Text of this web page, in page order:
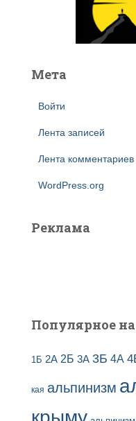
Мета
Войти
Лента записей
Лента комментариев
WordPress.org
Реклама
Популярное на
1Б 2А 2Б 3А 3Б 4А
кая альпинизм